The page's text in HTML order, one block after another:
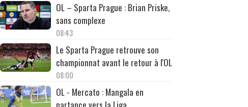
OL – Sparta Prague : Brian Priske,
sans complexe
08:43
Le Sparta Prague retrouve son
championnat avant le retour à l'OL
08:00
OL - Mercato : Mangala en